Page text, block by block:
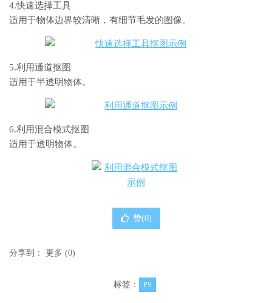
4.快速选择工具
适用于物体边界较清晰，有细节毛发的图像。
5.利用通道抠图
适用于半透明物体。
6.利用混合模式抠图
适用于透明物体。
赞(0)
分享到： 更多 (0)
标签： PS